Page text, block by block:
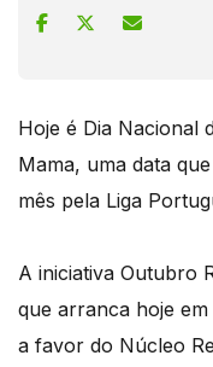
Hoje é Dia Nacional
Mama, uma data
mês pela Liga
A iniciativa Outubro
que arranca hoje
a favor do Núcleo